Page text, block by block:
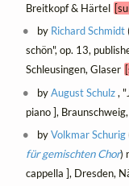
Breitkopf & Härtel
by Richard Schmidt
schön", op. 13,
Schleusingen, Glaser
byAugust Schulz,
piano ],
byVolkmar Schurig
für gemischten Chor)
cappella ], Dresden,